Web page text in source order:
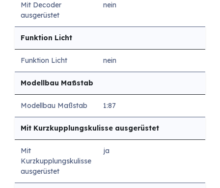
Mit Decoder
ausgerüstet
nein
Funktion Licht
Funktion Licht nein
Modellbau Maßstab
Modellbau Maßstab 1:87
Mit Kurzkupplungskulisse ausgerüstet
Mit
Kurzkupplungskulisse
ausgerüstet
ja